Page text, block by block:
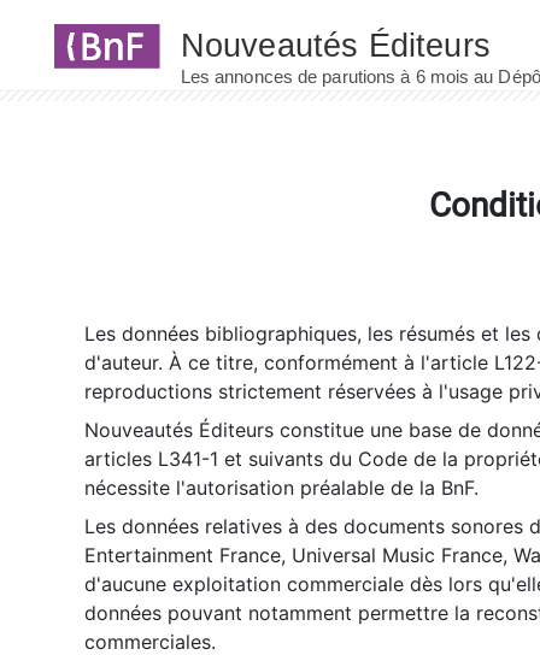
Les données bibliographiques, les résumés et
d'auteur. À ce titre, conformément à l'article
reproductions strictement réservées à l'usage
Nouveautés Éditeurs constitue une base de
articles L341-1 et suivants du Code de la
nécessite l'autorisation préalable de la BnF.
Les données relatives à des documents sonores
Entertainment France, Universal Music France,
d'aucune exploitation commerciale dès lors
données pouvant notamment permettre la
commerciales.